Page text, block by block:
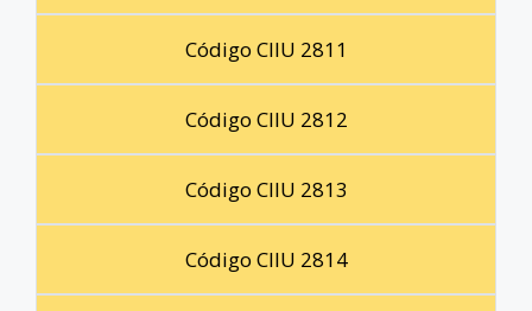
Código CIIU 2811
Código CIIU 2812
Código CIIU 2813
Código CIIU 2814